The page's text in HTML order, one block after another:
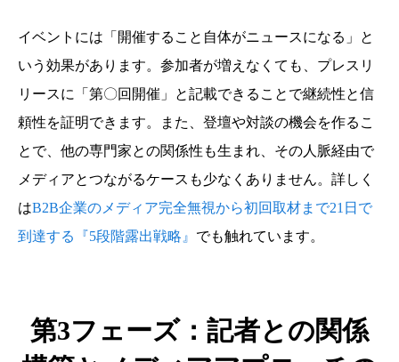
イベントには「開催すること自体がニュースになる」と
いう効果があります。参加者が増えなくても、プレスリ
リースに「第〇回開催」と記載できることで継続性と信
頼性を証明できます。また、登壇や対談の機会を作るこ
とで、他の専門家との関係性も生まれ、その人脈経由で
メディアとつながるケースも少なくありません。詳しく
はB2B企業のメディア完全無視から初回取材まで21日で
到達する『5段階露出戦略』 でも触れています。
第3フェーズ：記者との関係